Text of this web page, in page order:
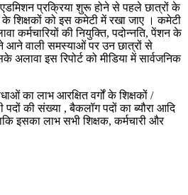
प्रक्रिया शुरू होने से पहले छात्रों के
के शिक्षकों को इस कमेटी में रखा जाए । कमेटी
कर्मचारियों की नियुक्ति, पदोन्नति, पेंशन के
आने वाली समस्याओं पर उन छात्रों से
इस रिपोर्ट को मीडिया में सार्वजनिक
का लाभ आरक्षित वर्गों के शिक्षकों /
की संख्या , बैकलॉग पदों का ब्यौरा आदि
इसका लाभ सभी शिक्षक, कर्मचारी और